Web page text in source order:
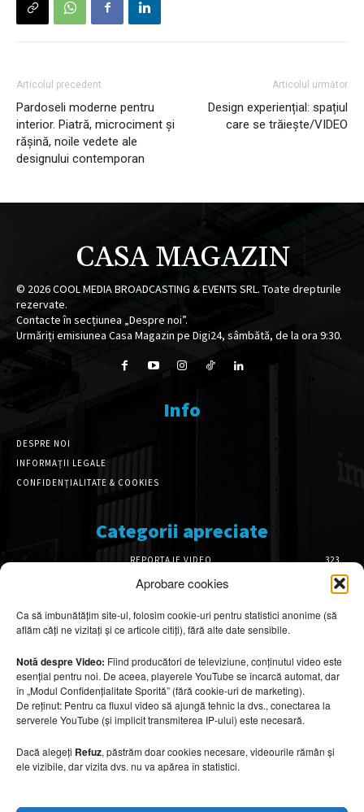
Aprobare cookies
Ca să îmbunătățim site-ul, folosim cookie-uri pentru statistici anonime (să
aflăm câți ne vizitați și ce articole citiți), fără alte date sensibile.
Notă despre Video: Fiind producători de televiziune, conținutul video este
esențial pentru noi. De aceea, playerele YouTube se încarcă automat, dar
în „Modul Confidențialitate Sporită” (fără cookie-uri de marketing).
De reținut: Pentru ca fluxul video să ajungă tehnic la dvs., conectarea la
serverele YouTube (și implicit transmiterea IP-ului) este necesară.
Dacă alegeți Refuz, păstrăm doar cookies necesare, videourile rămân și
ele vizibile, dar vizita dvs. nu va apărea în statistici.
Articolul precedent
Pardoseli moderne pentru
interior. Piatră, microciment și
rășină, noile vedete ale
designului contemporan
Articolul următor
Design experiențial: spațiul
care se trăiește/VIDEO
CASA MAGAZIN
© 2026COOL MEDIA BROADCASTING & EVENTS SRL. Toate drepturile
rezervate.
Contacte în secțiunea „Despre noi”.
Urmăriți emisiunea Casa Magazin pe Digi24, sâmbătă, de la ora 9:30.
Info
DESPRE NOI
INFORMAȚII LEGALE
CONFIDENȚIALITATE & COOKIES
Categorii apreciate
REPORTAJE VIDEO
323
AMENAJĂRI INTERIOARE
126
DESIGN INTERIOR
64
ARHITECTURĂ & DESIGN
OPINII & ANALIZE
43
Articole recomandate
Secretele construirii bungalourilor
6 august 2026